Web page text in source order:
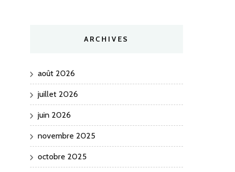
ARCHIVES
août 2026
juillet 2026
juin 2026
novembre 2025
octobre 2025